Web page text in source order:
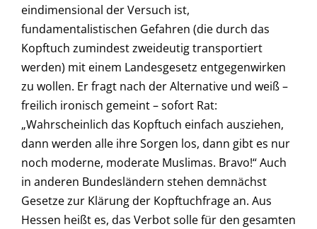
eindimensional der Versuch ist,
fundamentalistischen Gefahren (die durch das
Kopftuch zumindest zweideutig transportiert
werden) mit einem Landesgesetz entgegenwirken
zu wollen. Er fragt nach der Alternative und weiß –
freilich ironisch gemeint – sofort Rat:
„Wahrscheinlich das Kopftuch einfach ausziehen,
dann werden alle ihre Sorgen los, dann gibt es nur
noch moderne, moderate Muslimas. Bravo!“ Auch
in anderen Bundesländern stehen demnächst
Gesetze zur Klärung der Kopftuchfrage an. Aus
Hessen heißt es, das Verbot solle für den gesamten